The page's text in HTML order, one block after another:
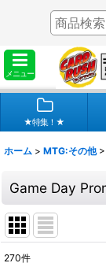
メニュー
★特集！★
ホーム > MTG:その他 >
Game Day
270件